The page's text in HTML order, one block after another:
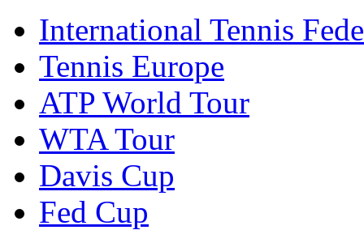
International Tennis
Tennis Europe
ATP World Tour
WTA Tour
Davis Cup
Fed Cup